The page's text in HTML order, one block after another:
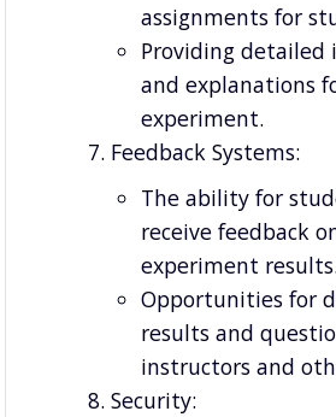
assignments for
Providing detailed
and explanations
experiment.
Feedback Systems:
The ability for
receive feedback
experiment results.
Opportunities for
results and
instructors and
Security: